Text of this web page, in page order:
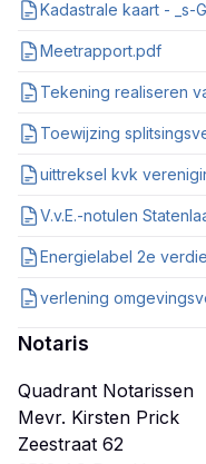
Kadastrale kaart - _s-
Meetrapport.pdf
Toewijzing
uittreksel kvk
Energielabel 2e
verlening
Notaris
Quadrant Notarissen
Mevr. Kirsten Prick
Zeestraat 62